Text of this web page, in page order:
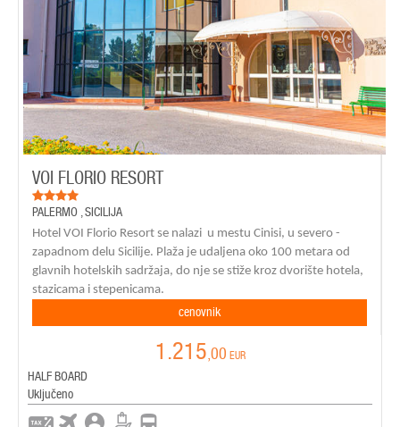
VOI FLORIO RESORT
PALERMO ,SICILIJA
Hotel VOI Florio Resort se nalazi u mestu Cinisi, u severo -
zapadnom delu Sicilije. Plaža je udaljena oko 100 metara od
glavnih hotelskih sadržaja, do nje se stiže kroz dvorište hotela,
stazicama i stepenicama.
cenovnik
1.215,00 EUR
HALF BOARD
Uključeno